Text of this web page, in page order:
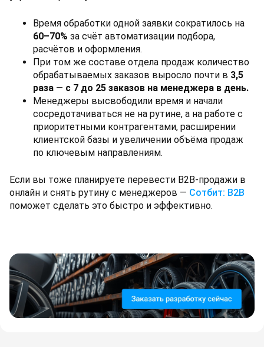
Время обработки одной заявки сократилось на
60–70% за счёт автоматизации подбора,
расчётов и оформления.
При том же составе отдела продаж количество
обрабатываемых заказов выросло почти в 3,5
раза — с 7 до 25 заказов на менеджера в день.
Менеджеры высвободили время и начали
сосредотачиваться не на рутине, а на работе с
приоритетными контрагентами, расширении
клиентской базы и увеличении объёма продаж
по ключевым направлениям.
Если вы тоже планируете перевести B2B-продажи в
онлайн и снять рутину с менеджеров — Сотбит: B2B
поможет сделать это быстро и эффективно.